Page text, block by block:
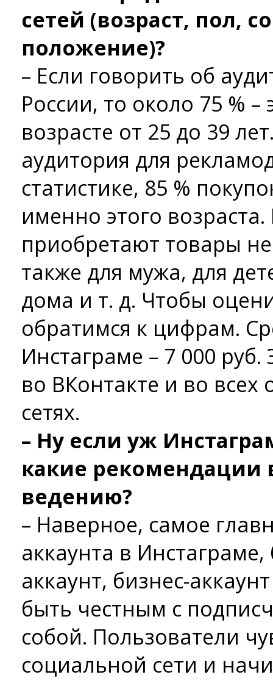
сетей (возраст, пол,
положение)?
– Если говорить об
России, то около 75 %
возрасте от 25 до 39
аудитория для
статистике, 85 %
именно этого
приобретают товары
также для мужа, для
дома и т. д. Чтобы
обратимся к цифрам.
Инстаграме – 7 000
во ВКонтакте и во
сетях.
– Ну если уж
какие рекомендации
ведению?
– Наверное, самое
аккаунта в
аккаунт, бизнес-
быть честным с
собой. Пользователи
социальной сети и